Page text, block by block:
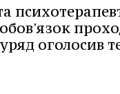
оголосив